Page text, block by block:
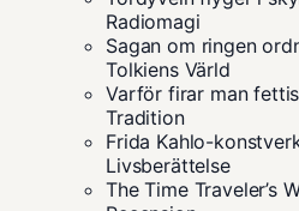
Radiomagi
Sagan om ringen
Tolkiens Värld
Varför firar man
Tradition
Frida Kahlo-
Livsberättelse
The Time Traveler’s